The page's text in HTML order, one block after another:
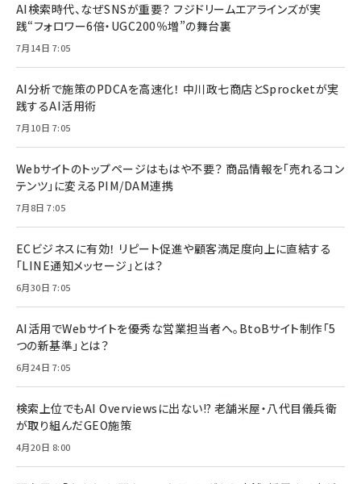
AI検索時代、なぜSNSが重要？ フジドリームエアラインズが実
践“フォロワー6倍・UGC200％増”の舞台裏
7月14日 7:05
AI分析で施策のPDCAを高速化！ 中川政七商店とSprocketが実
践するAI活用術
7月10日 7:05
Webサイトのトップページはもはや不要？ 商品情報を「売れるコン
テンツ」に変えるPIM/DAM連携
7月8日 7:05
ECビジネスに有効！ リピート促進や顧客満足度向上に直結する
「LINE通知メッセージ」とは？
6月30日 7:05
AI活用でWebサイトを優秀な営業担当者へ。BtoBサイト制作「5
つの新基準」とは？
6月24日 7:05
検索上位でもAI Overviewsに出ない!? 老舗米屋・八代目儀兵衛
が取り組んだGEO施策
4月20日 8:00